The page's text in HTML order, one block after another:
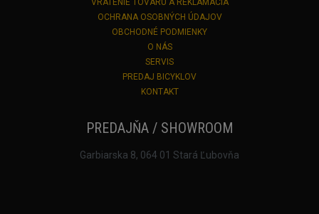
VRÁTENIE TOVARU A REKLAMÁCIA
OCHRANA OSOBNÝCH ÚDAJOV
OBCHODNÉ PODMIENKY
O NÁS
SERVIS
PREDAJ BICYKLOV
KONTAKT
PREDAJŇA / SHOWROOM
Garbiarska 8, 064 01 Stará Ľubovňa